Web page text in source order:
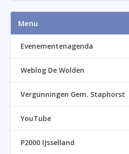
Menu
Evenementenagenda
Weblog De Wolden
Vergunningen Gem. Staphorst
YouTube
P2000 IJsselland